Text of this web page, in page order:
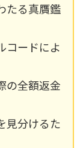
たる真贋鑑
コードによ
の全額返金
見分けるた